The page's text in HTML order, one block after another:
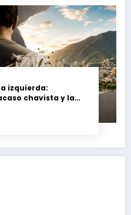
izquierda:
chavista y la